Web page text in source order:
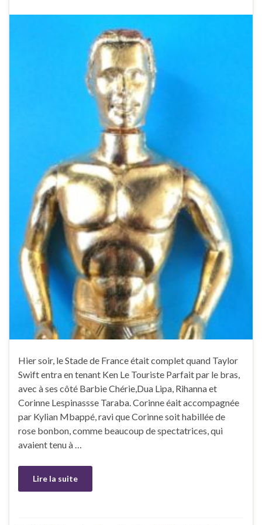
Hier soir, le Stade de France était complet quand Taylor
Swift entra en tenant Ken Le Touriste Parfait par le bras,
avec à ses côté Barbie Chérie,Dua Lipa, Rihanna et
Corinne Lespinassse Taraba. Corinne éait accompagnée
par Kylian Mbappé, ravi que Corinne soit habillée de
rose bonbon, comme beaucoup de spectatrices, qui
avaient tenu à …
Lire la suite